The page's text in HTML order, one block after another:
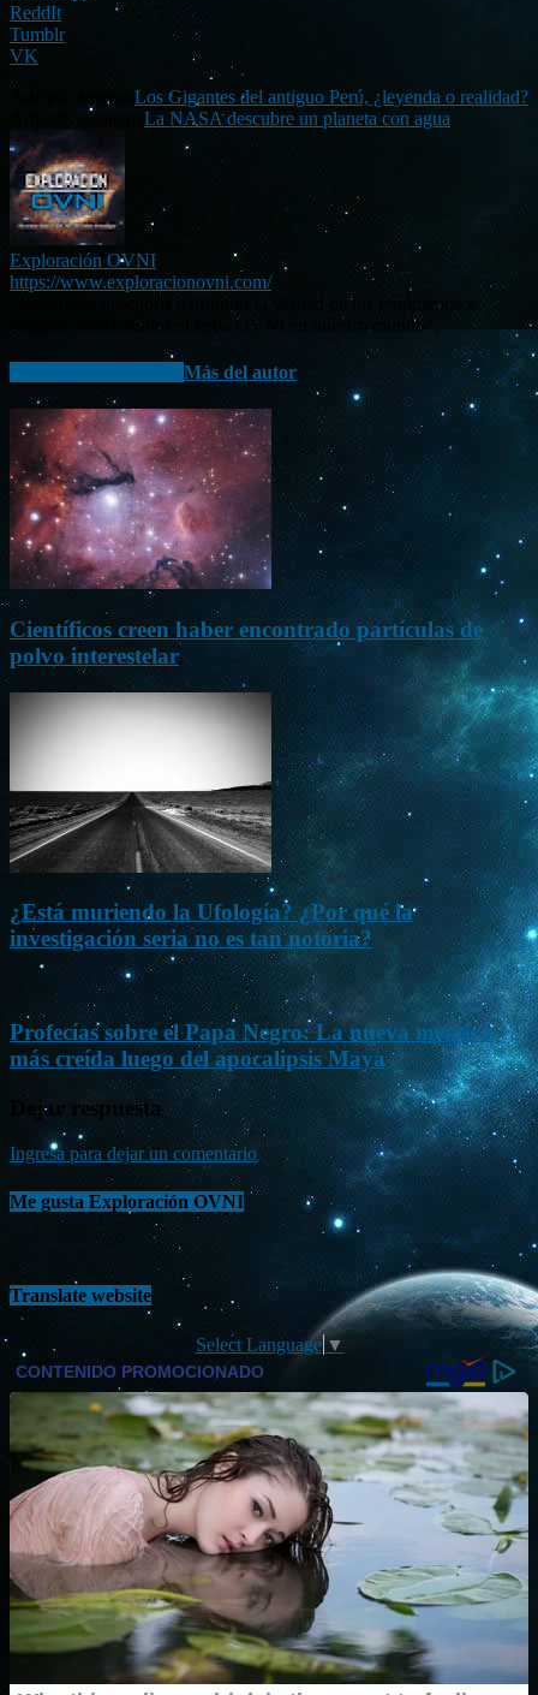
ReddIt
Tumblr
VK
Artículo anterior Los Gigantes del antiguo Perú, ¿leyenda o realidad?
Artículo siguiente La NASA descubre un planeta con agua
Exploración OVNI
https://www.exploracionovni.com/
“Investigar, descubrir y difundir la verdad de los fenómenos y
enigmas relacionados al tema OVNI en nuestro mundo".
Más del autor
Científicos creen haber encontrado partículas de
polvo interestelar
¿Está muriendo la Ufología? ¿Por qué la
investigación seria no es tan notoria?
Profecías sobre el Papa Negro: La nueva mentira
más creída luego del apocalipsis Maya
Dejar respuesta
Ingresa para dejar un comentario
Me gusta Exploración OVNI
Translate website
Select Language ▼